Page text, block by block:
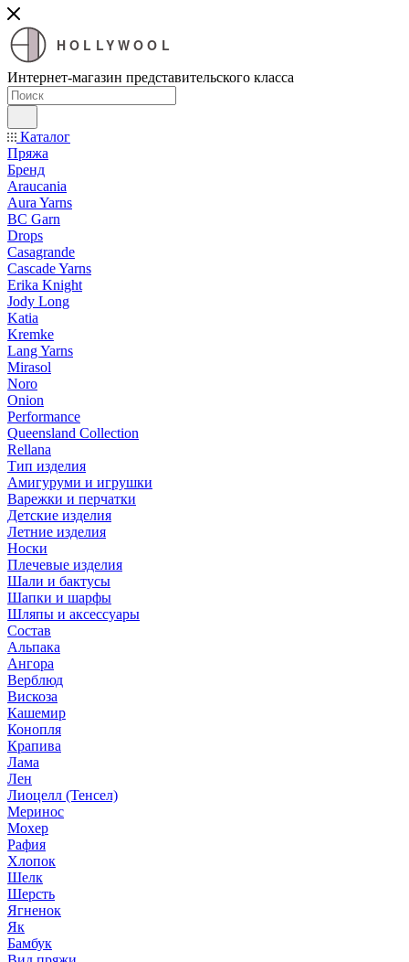
HOLLYWOOL
Интернет-магазин представительского класса
Каталог
Пряжа
Бренд
Araucania
Aura Yarns
BC Garn
Drops
Casagrande
Cascade Yarns
Erika Knight
Jody Long
Katia
Kremke
Lang Yarns
Mirasol
Noro
Onion
Performance
Queensland Collection
Rellana
Тип изделия
Амигуруми и игрушки
Варежки и перчатки
Детские изделия
Летние изделия
Носки
Плечевые изделия
Шали и бактусы
Шапки и шарфы
Шляпы и аксессуары
Состав
Альпака
Ангора
Верблюд
Вискоза
Кашемир
Конопля
Крапива
Лама
Лен
Лиоцелл (Тенсел)
Меринос
Мохер
Рафия
Хлопок
Шелк
Шерсть
Ягненок
Як
Бамбук